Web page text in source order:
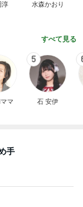
淳 水森かおり
すべて見る
マ
5
石 安伊
手